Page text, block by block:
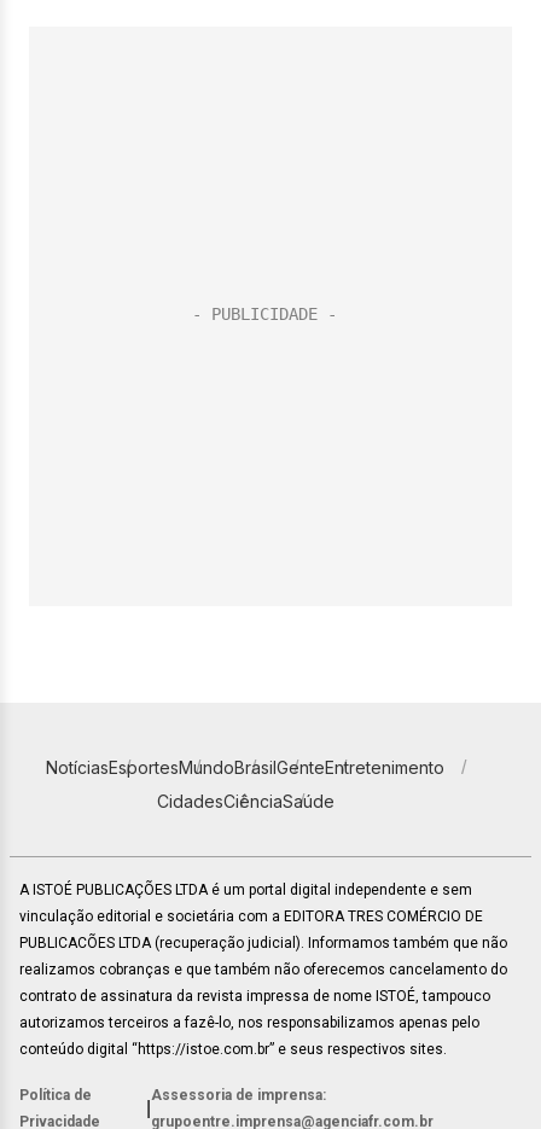
NotíciasEsportesMundoBrasilGenteEntretenimento
CidadesCiênciaSaúde
A ISTOÉ PUBLICAÇÕES LTDA é um portal digital independente e sem
vinculação editorial e societária com a EDITORA TRES COMÉRCIO DE
PUBLICACÕES LTDA (recuperação judicial). Informamos também que não
realizamos cobranças e que também não oferecemos cancelamento do
contrato de assinatura da revista impressa de nome ISTOÉ, tampouco
autorizamos terceiros a fazê-lo, nos responsabilizamos apenas pelo
conteúdo digital “https://istoe.com.br” e seus respectivos sites.
Política de
Privacidade
Assessoria de imprensa:
grupoentre.imprensa@agenciafr.com.br